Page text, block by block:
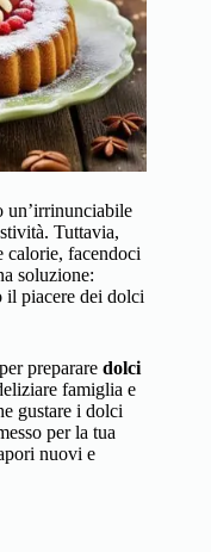
un’irrinunciabile
Tuttavia,
calorie, facendoci
soluzione:
il piacere dei dolci
per preparare dolci
famiglia e
gustare i dolci
per la tua
nuovi e